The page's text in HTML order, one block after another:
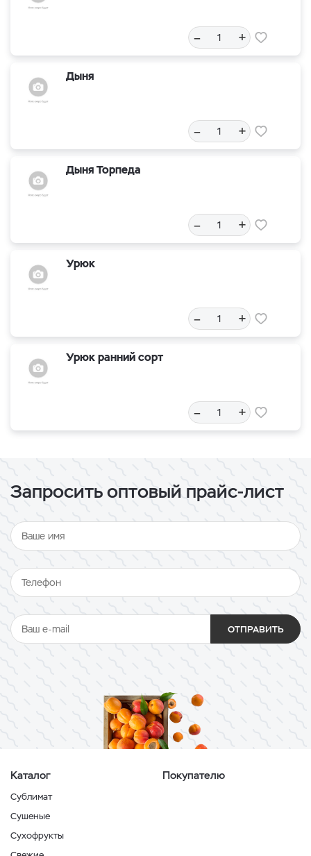
– +
Дыня
– +
Дыня Торпеда
– +
Урюк
– +
Урюк ранний сорт
– +
Запросить оптовый прайс-лист
ОТПРАВИТЬ
Каталог
Сублимат
Сушеные
Сухофрукты
Покупателю